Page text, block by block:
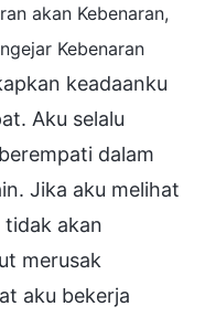
akan Kebenaran,
Kebenaran
keadaanku
Aku selalu
dalam
Jika aku melihat
tidak akan
merusak
aku bekerja